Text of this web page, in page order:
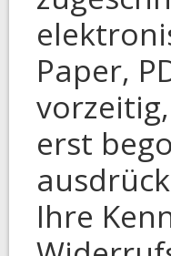
Paper,
erst
Ihre